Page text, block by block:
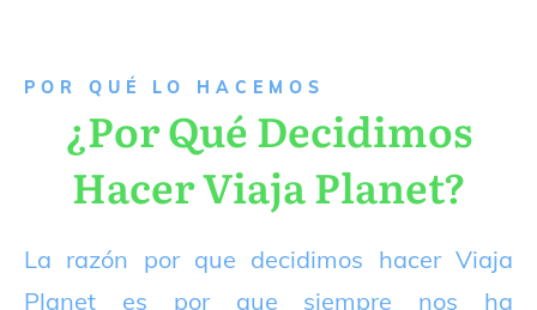
P OR QUÉ LO HACEMOS
¿Por Qué Decidimos
Hacer Viaja Planet?
La razón por que decidimos hacer Viaja
Planet es por que siempre nos ha